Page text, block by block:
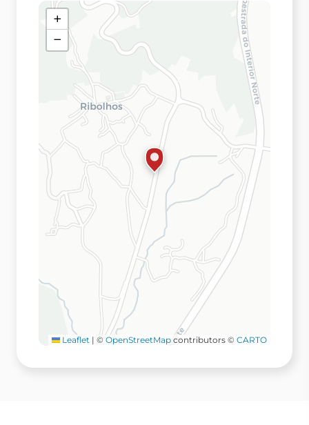
+
−
Leaflet | © OpenStreetMap contributors © CARTO